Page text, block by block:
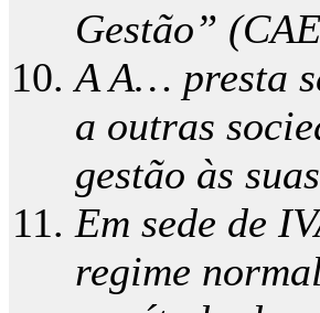
Gestão”
A A… presta
a outras
gestão às
Em sede de
regime